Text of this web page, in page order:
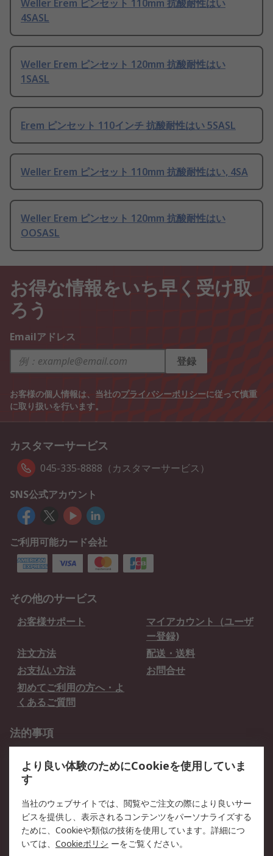
Weller Erem ピンセット 110mm 抗酸耐性はい
4SASL
Weller Erem ピンセット 120mm 抗酸耐性はい
1SASL
Erem ピンセット 110インチ 抗酸耐性はい 5SASL
Weller Erem ピンセット 110mm 抗酸耐性はい, 4SA
Weller Erem ピンセット 120mm 抗酸耐性はい
OOSASL
お得な情報をいち早く受け取
ろう
Emailアドレス
登録
お客様の個人情報は、当社のプライバシーポリシーに従って慎重
に取り扱いを行います。
カスタマーサービス
045-335-8888（カスタマーサービス）
SNS公式アカウント
ご利用可能カード会社
その他のサービス
お客様サポート
マイアカウント（ユーザ
ー登録)
注文方法
配送・送料
お支払い方法
お問合せ
初めてご利用の方へ・よ
くあるご質問
法的事項
クッキーポリシー
RSについて
会社概要
採用情報
プレスリリース＆お知ら
コーポレートサイト
より良い体験のためにCookieを使用していま
す
当社のウェブサイトでは、閲覧やご注文の際により良いサー
ビスを提供し、表示されるコンテンツをパーソナライズする
ために、Cookieや類似の技術を使用しています。詳細につ
いては、 Cookieポリシ ーをご覧ください。